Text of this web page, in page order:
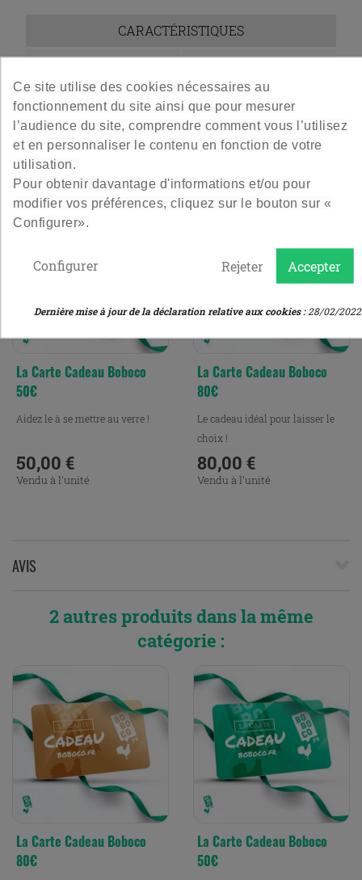
CARACTÉRISTIQUES
Référence
ACCESSOIRES COMPATIBLES
La Carte Cadeau Boboco
50€
Aidez le à se mettre au verre !
Prix
50,00 €
Vendu à l'unité
La Carte Cadeau Boboco
80€
Le cadeau idéal pour laisser le
choix !
Prix
80,00 €
Vendu à l'unité
AVIS
2 autres produits dans la même
catégorie :
La Carte Cadeau Boboco
80€
La Carte Cadeau Boboco
50€
Ce site utilise des cookies nécessaires au
fonctionnement du site ainsi que pour mesurer
l’audience du site, comprendre comment vous l’utilisez
et en personnaliser le contenu en fonction de votre
utilisation.
Pour obtenir davantage d'informations et/ou pour
modifier vos préférences, cliquez sur le bouton sur «
Configurer».
Accepter
Rejeter
Configurer
Dernière mise à jour de la déclaration relative aux cookies :28/02/2022